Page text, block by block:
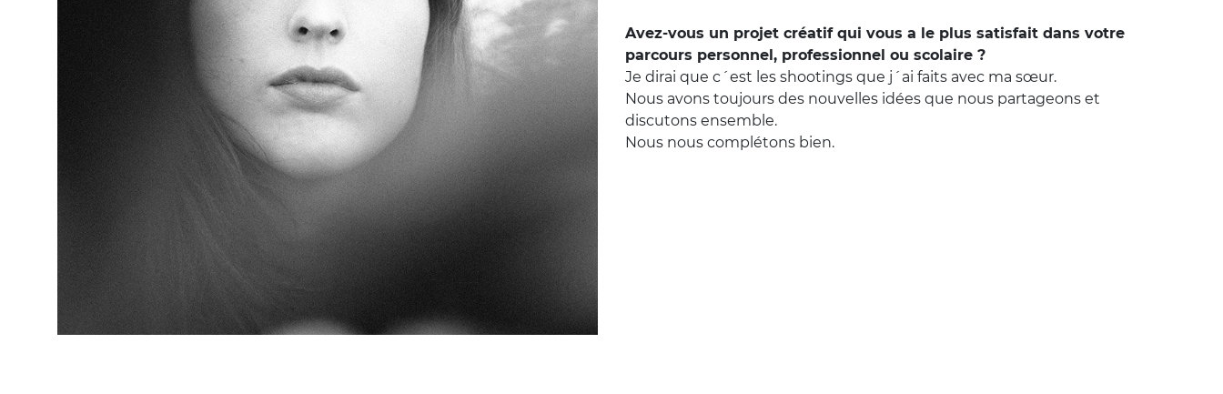
Avez-vous un projet créatif qui vous a le plus satisfait dans votre
parcours personnel, professionnel ou scolaire ?
Je dirai que c´est les shootings que j´ai faits avec ma sœur.
Nous avons toujours des nouvelles idées que nous partageons et
discutons ensemble.
Nous nous complétons bien.